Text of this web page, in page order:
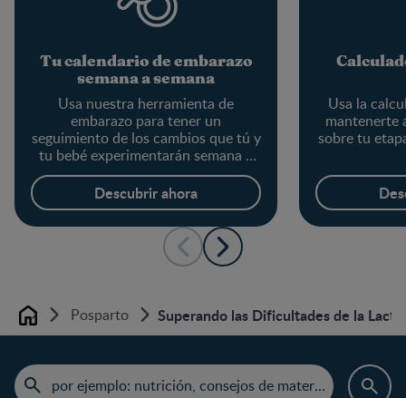
Tu calendario de embarazo
semana a semana
Usa nuestra herramienta de
embarazo para tener un
seguimiento de los cambios que tú y
tu bebé experimentarán semana a
semana, además mantente
actualizada con tu fecha de parto y
desarrollo de tu be
Descubrir ahora
Usa la
mantenerte
sobre tu
Home Posparto Superando las Dificultades de la